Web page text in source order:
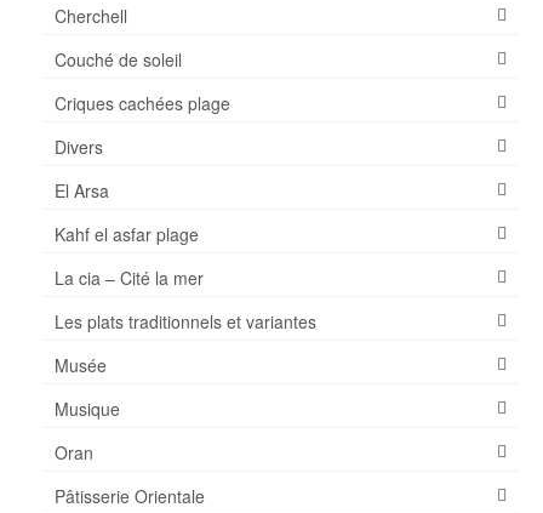
Cherchell
Couché de soleil
Criques cachées plage
Divers
El Arsa
Kahf el asfar plage
La cia – Cité la mer
Les plats traditionnels et variantes
Musée
Musique
Oran
Pâtisserie Orientale